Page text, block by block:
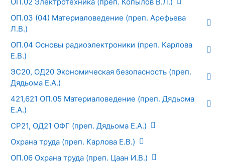
ОП.03 (04) Материаловедение (преп. Арефьева
Л.В.)
ОП.04 Основы радиоэлектроники (преп. Карлова
Е.В.)
ЭС20, ОД20 Экономическая безопасность (преп.
Дядьома Е.А.)
421,621 ОП.05 Материаловедение (преп. Дядьома
Е.А.)
СР21, ОД21 ОФГ (преп. Дядьома Е.А.)
Охрана труда (преп. Карлова Е.В.)
ОП.06 Охрана труда (преп. Цаан И.В.)